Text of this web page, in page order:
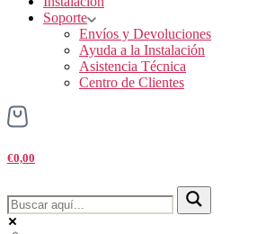
Soporte
Envíos y Devoluciones
Ayuda a la Instalación
Asistencia Técnica
Centro de Clientes
€0,00